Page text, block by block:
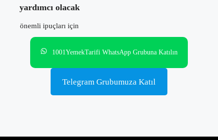
yardımcı olacak
önemli ipuçları için
1001YemekTarifi WhatsApp Grubuna Katılın
Telegram Grubumuza Katıl